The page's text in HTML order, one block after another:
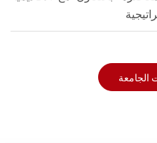
الجامعة